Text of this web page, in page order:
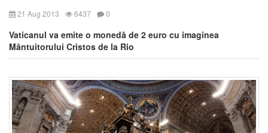
21 Aug 2013 6437 0
Vaticanul va emite o monedă de 2 euro cu imaginea
Mântuitorului Cristos de la Rio